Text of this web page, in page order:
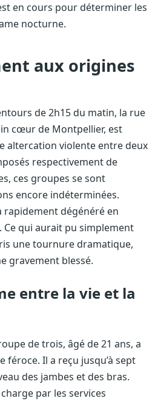
en cours pour déterminer les
nocturne.
aux origines
de 2h15 du matin, la rue
cœur de Montpellier, est
altercation violente entre deux
respectivement de
ces groupes se sont
encore indéterminées.
rapidement dégénéré en
qui aurait pu simplement
une tournure dramatique,
gravement blessé.
entre la vie et la
de trois, âgé de 21 ans, a
féroce. Il a reçu jusqu’à sept
des jambes et des bras.
par les services